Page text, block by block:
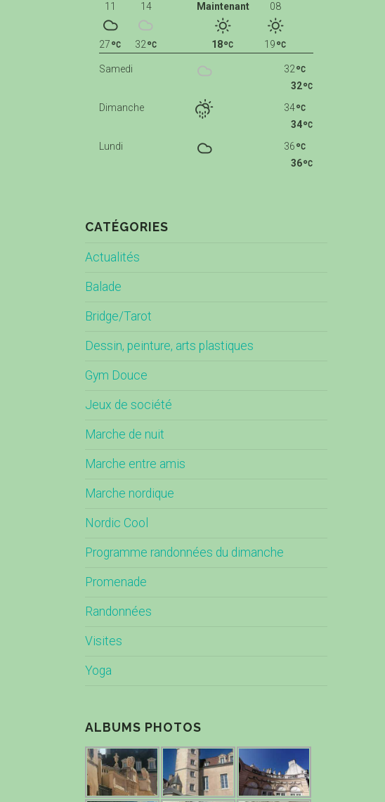
Maintenant
18
08
19
11
27
14
32
Samedi
32
32
Dimanche
34
34
Lundi
36
36
CATÉGORIES
Actualités
Balade
Bridge/Tarot
Dessin, peinture, arts plastiques
Gym Douce
Jeux de société
Marche de nuit
Marche entre amis
Marche nordique
Nordic Cool
Programme randonnées du dimanche
Promenade
Randonnées
Visites
Yoga
ALBUMS PHOTOS